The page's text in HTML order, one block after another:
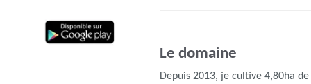
Le domaine
Depuis 2013, je cultive 4,80ha